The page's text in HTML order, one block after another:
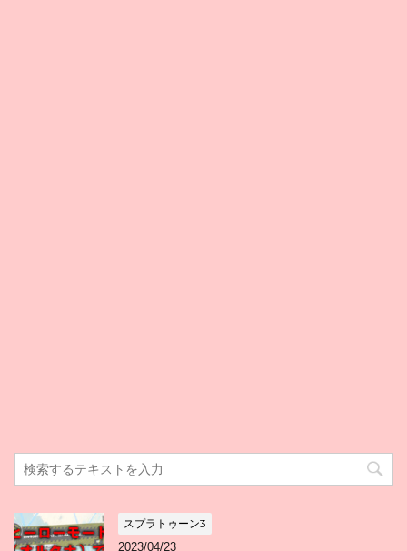
スプラトゥーン3
2023/04/23